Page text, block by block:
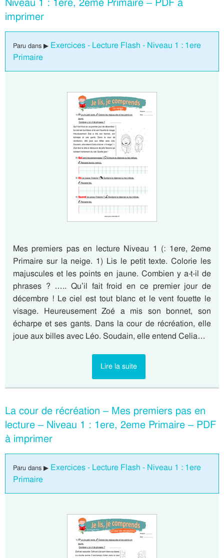
imprimer
Paru dans ▶ Exercices - Lecture Flash - Niveau 1 : 1ere
Primaire
Mes premiers pas en lecture Niveau 1 (: 1ere, 2eme
Primaire sur la neige. 1) Lis le petit texte. Colorie les
majuscules et les points en jaune. Combien y a-t-il de
phrases ? ….. Qu’il fait froid en ce premier jour de
décembre ! Le ciel est tout blanc et le vent fouette le
visage. Heureusement Zoé a mis son bonnet, son
écharpe et ses gants. Dans la cour de récréation, elle
joue aux billes avec Léo. Soudain, elle entend Celia…
Lire la suite
La cour de récréation – Mes premiers pas en
lecture – Niveau 1 : 1ere, 2eme Primaire – PDF
à imprimer
Paru dans ▶ Exercices - Lecture Flash - Niveau 1 : 1ere
Primaire